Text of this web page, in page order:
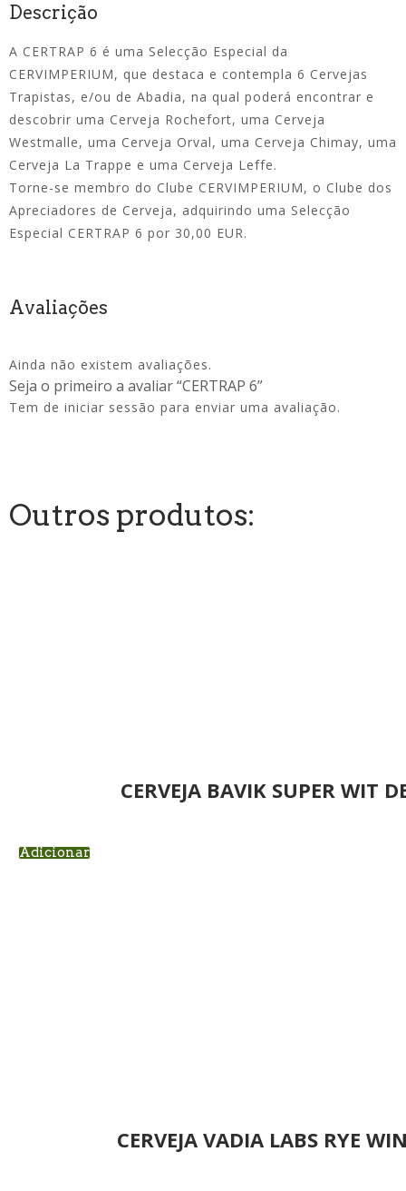
Descrição
A CERTRAP 6 é uma Selecção Especial da
CERVIMPERIUM, que destaca e contempla 6 Cervejas
Trapistas, e/ou de Abadia, na qual poderá encontrar e
descobrir uma Cerveja Rochefort, uma Cerveja
Westmalle, uma Cerveja Orval, uma Cerveja Chimay, uma
Cerveja La Trappe e uma Cerveja Leffe.
Torne-se membro do Clube CERVIMPERIUM, o Clube dos
Apreciadores de Cerveja, adquirindo uma Selecção
Especial CERTRAP 6 por 30,00 EUR.
Avaliações
Ainda não existem avaliações.
Seja o primeiro a avaliar “CERTRAP 6”
Tem de iniciar sessão para enviar uma avaliação.
Outros produtos:
CERVEJA BAVIK SUPER WIT
Adicionar
CERVEJA VADIA LABS RYE